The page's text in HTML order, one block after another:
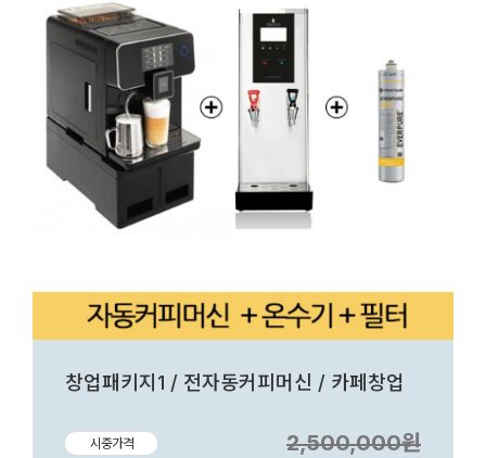
창업패키지1 / 전자동커피머신 / 카페창업
시중가격 2,500,000원